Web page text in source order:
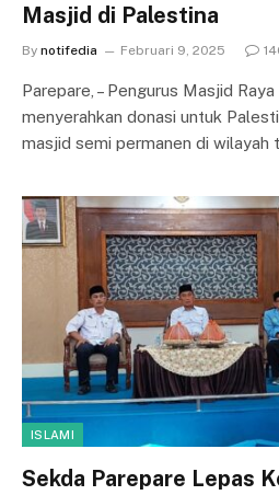
Masjid di Palestina
By notifedia Februari 9, 2025
Parepare, – Pengurus Masjid
menyerahkan donasi untuk
masjid semi permanen di wilayah
ISLAMI
Sekda Parepare Lepas